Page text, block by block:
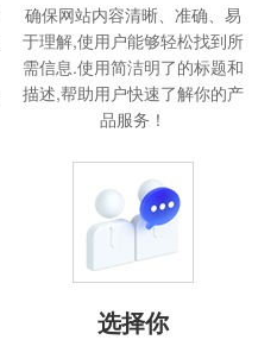
确保网站内容清晰、准确、易
于理解,使用户能够轻松找到所
需信息.使用简洁明了的标题和
描述,帮助用户快速了解你的产
品服务！
选择你